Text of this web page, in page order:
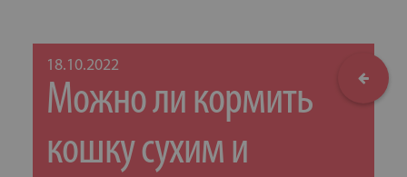
18.10.2022
Можно ли кормить
кошку сухим и